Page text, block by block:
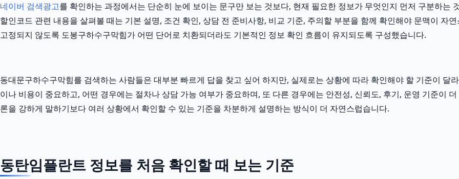
네이버 검색광고를 확인하는 과정에서는 단순히 눈에 보이는 문구만 보는 것보다, 현재 필요한 정보가 무엇인지 먼저 구분하
할인코드 관련 내용을 살펴볼 때는 기본 설명, 조건 확인, 상담 전 준비사항, 비교 기준, 주의할 부분을 함께 확인해야 문맥이 자
고정되지 않도록 도봉구하수구막힘가 어떤 단어로 치환되더라도 기본적인 정보 확인 흐름이 유지되도록 구성했습니다.
동대문구하수구막힘를 검색하는 사람들은 대부분 빠르게 답을 찾고 싶어 하지만, 실제로는 상황에 따라 확인해야 할 기준이
이나 비용이 중요하고, 어떤 경우에는 절차나 상담 가능 여부가 중요하며, 또 다른 경우에는 안전성, 신뢰도, 후기, 운영 기준이
론을 강하게 말하기보다 여러 상황에서 확인할 수 있는 기준을 차분하게 설명하는 방식이 더 자연스럽습니다.
동탄임플란트 정보를 처음 확인할 때 보는 기준